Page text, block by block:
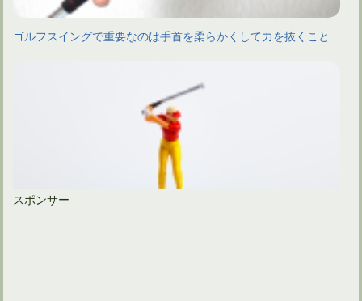
ゴルフスイングで重要なのは手首を柔らかくして力を抜くこと
スポンサー